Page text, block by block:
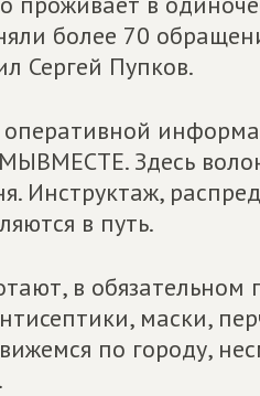
более 70
Сергей Пупков.
Здесь
Инструктаж,
в путь.
в обязательном
маски,
по городу,